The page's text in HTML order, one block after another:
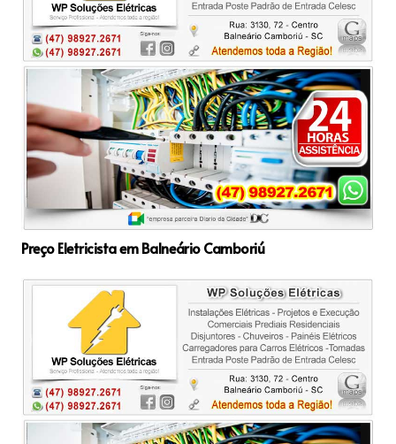
Preço Eletricista em Balneário Camboriú